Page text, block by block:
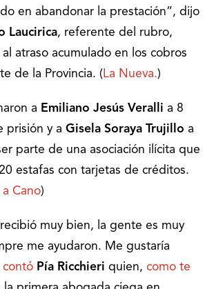
en abandonar la prestación”, dijo
Laucirica, referente del rubro,
atraso acumulado en los cobros
de la Provincia. ( La Nueva.)
a Emiliano Jesús Veralli a 8
prisión y a Gisela Soraya Trujillo a
parte de una asociación ilícita que
estafas con tarjetas de créditos.
a Cano)
muy bien, la gente es muy
me ayudaron. Me gustaría
contó Pía Ricchieri quien, como te